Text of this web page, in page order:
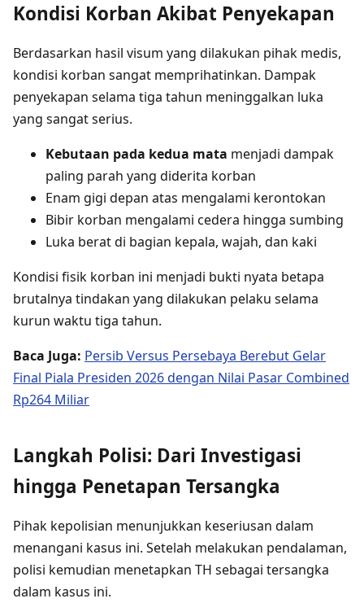
Kondisi Korban Akibat Penyekapan
Berdasarkan hasil visum yang dilakukan pihak medis,
kondisi korban sangat memprihatinkan. Dampak
penyekapan selama tiga tahun meninggalkan luka
yang sangat serius.
Kebutaan pada kedua mata menjadi dampak
paling parah yang diderita korban
Enam gigi depan atas mengalami kerontokan
Bibir korban mengalami cedera hingga sumbing
Luka berat di bagian kepala, wajah, dan kaki
Kondisi fisik korban ini menjadi bukti nyata betapa
brutalnya tindakan yang dilakukan pelaku selama
kurun waktu tiga tahun.
Baca Juga: Persib Versus Persebaya Berebut Gelar
Final Piala Presiden 2026 dengan Nilai Pasar Combined
Rp264 Miliar
Langkah Polisi: Dari Investigasi
hingga Penetapan Tersangka
Pihak kepolisian menunjukkan keseriusan dalam
menangani kasus ini. Setelah melakukan pendalaman,
polisi kemudian menetapkan TH sebagai tersangka
dalam kasus ini.